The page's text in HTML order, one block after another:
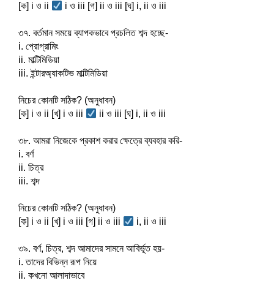
[ক] i ও ii
i ও iii [গ] ii ও iii [ঘ] i, ii ও iii
৩৭. বর্তমান সময়ে ব্যাপকভাবে প্রচলিত শব্দ হচ্ছে-
i. প্রোগ্রামিং
ii. মাল্টিমিডিয়া
iii. ইন্টারঅ্যাকটিভ মাল্টিমিডিয়া
নিচের কোনটি সঠিক? (অনুধাবন)
[ক] i ও ii [খ] i ও iii
ii ও iii [ঘ] i, ii ও iii
৩৮. আমরা নিজেকে প্রকাশ করার ক্ষেত্রে ব্যবহার করি-
i. বর্ণ
ii. চিত্র
iii. শব্দ
নিচের কোনটি সঠিক? (অনুধাবন)
[ক] i ও ii [খ] i ও iii [গ] ii ও iii
i, ii ও iii
৩৯. বর্ণ, চিত্র, শব্দ আমাদের সামনে আবির্ভূত হয়-
i. তাদের বিভিন্ন রূপ নিয়ে
ii. কখনো আলাদাভাবে